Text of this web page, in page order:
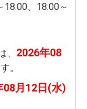
18:00、18:00～
2026年08
。
08月12日(水)